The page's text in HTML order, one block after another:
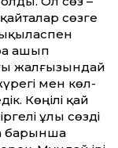
сөзге
ашып
жалғызындай
мен көл-
Көңілі қай
ұлы сөзді
барынша